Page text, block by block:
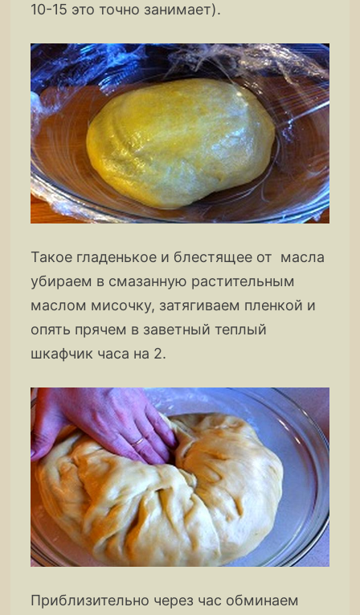
10-15 это точно занимает).
Такое гладенькое и блестящее от масла
убираем в смазанную растительным
маслом мисочку, затягиваем пленкой и
опять прячем в заветный теплый
шкафчик часа на 2.
Приблизительно через час обминаем